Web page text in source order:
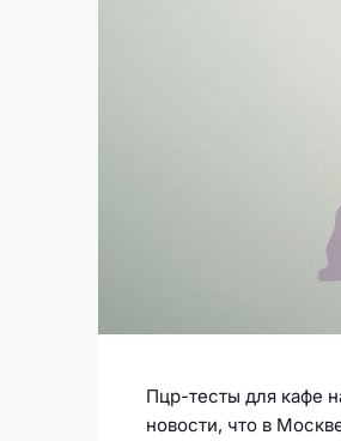
Пцр-тесты для кафе
новости, что в